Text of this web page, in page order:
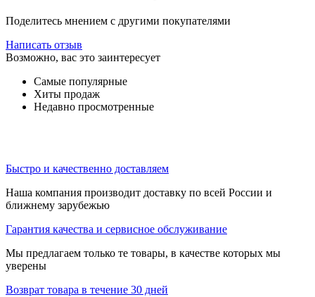
Поделитесь мнением с другими покупателями
Написать отзыв
Возможно, вас это заинтересует
Самые популярные
Хиты продаж
Недавно просмотренные
Быстро и качественно доставляем
Наша компания производит доставку по всей России и
ближнему зарубежью
Гарантия качества и сервисное обслуживание
Мы предлагаем только те товары, в качестве которых мы
уверены
Возврат товара в течение 30 дней